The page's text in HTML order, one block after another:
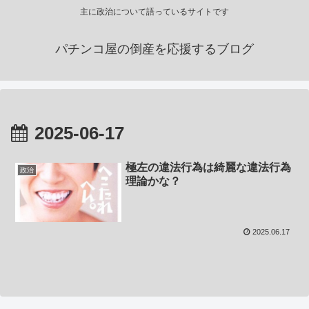
主に政治について語っているサイトです
パチンコ屋の倒産を応援するブログ
2025-06-17
政治
極左の違法行為は綺麗な違法行為
理論かな？
2025.06.17